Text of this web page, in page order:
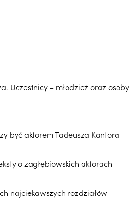
Uczestnicy – młodzież oraz osoby
być aktorem Tadeusza Kantora
o zagłębiowskich aktorach
najciekawszych rozdziałów